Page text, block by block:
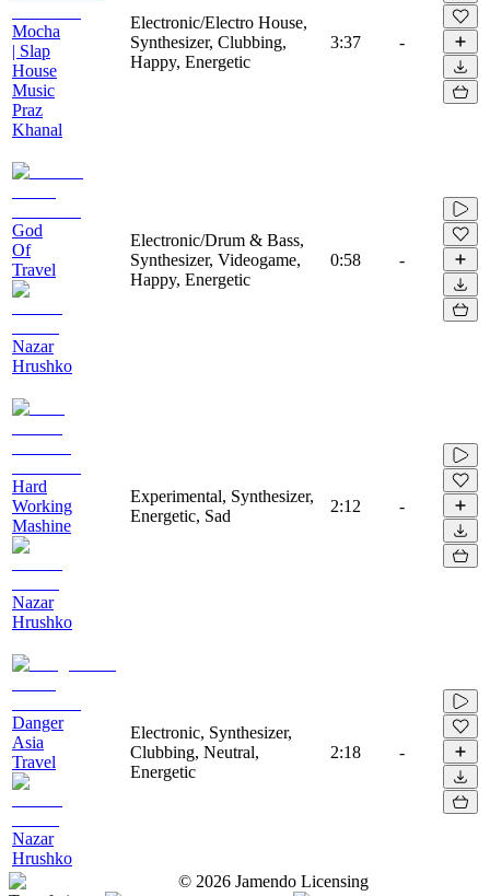
Mocha
| Slap
House
Music
Praz
Khanal
Electronic/Electro House,
Synthesizer, Clubbing,
Happy, Energetic
3:37 -
God
Of
Travel
Nazar
Hrushko
Electronic/Drum & Bass,
Synthesizer, Videogame,
Happy, Energetic
0:58 -
Hard
Working
Mashine
Nazar
Hrushko
Experimental, Synthesizer,
Energetic, Sad
2:12 -
Danger
Asia
Travel
Nazar
Hrushko
Electronic, Synthesizer,
Clubbing, Neutral,
Energetic
2:18 -
© 2026 Jamendo Licensing